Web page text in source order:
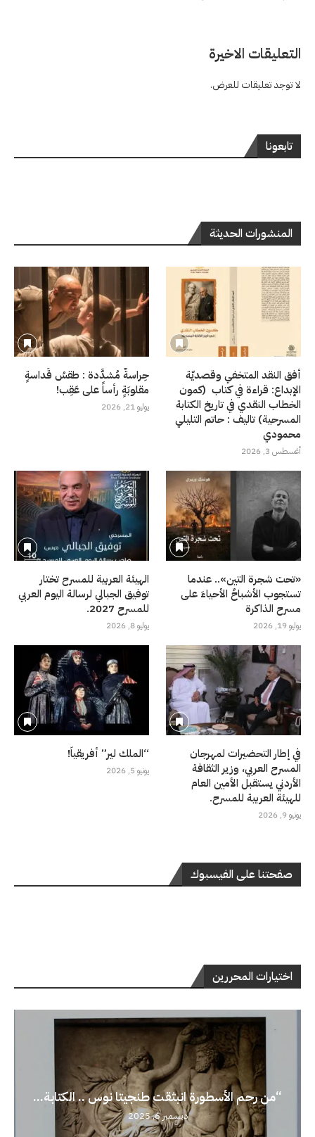
التعليقات الاخيرة
لا توجد تعليقات للعرض.
تابعونا
المنشورات الحديثة
أفق النقد المتخفي وقصديّة
الإبداع: قراءة في كتاب (كمون
الخطاب النقدي في تاريخ الكتابة
المسرحية) تاليف : حاتم التليلي
محمودي
أغسطس 3, 2026
حِراسةٌ مُشدَّدة : طقسُ قَداسةٍ
مقلوبَةٍ رأساً على عَقِب!
يوليو 21, 2026
«تحت شجرة التين».. عندما
تستجوب الأشباحُ الأحياءَ على
مسرح الذاكرة
يوليو 19, 2026
الهيئة العربية للمسرح تختار
توفيق الجبالي لرسالة اليوم العربي
للمسرح 2027.
يوليو 8, 2026
في إطار التحضيرات لمهرجان
المسرح العربي، وزير الثقافة
الأردني يستقبل الأمين العام
للهيئة العربية للمسرح.
يونيو 9, 2026
“الملك لير” أفريقياً!
يونيو 5, 2026
صفحتنا على الفيسبوك
اختيارات المحررين
“من رحم الأسطورة انبثقت طنجيتا نوس .. الكتابة...
ديسمبر 6, 2025